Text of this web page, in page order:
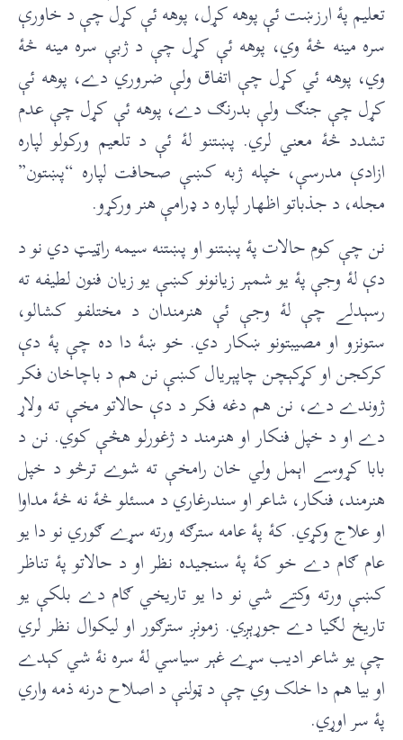
تعليم پۀ ارزښت ئې پوهه کړل، پوهه ئې کړل چې د خاورې
سره مينه څۀ وي، پوهه ئې کړل چې د ژبې سره مينه څۀ
وي، پوهه ئي کړل چې اتفاق ولې ضروري دے، پوهه ئې
کړل چې جنګ ولې بدرنګ دے، پوهه ئې کړل چې عدم
تشدد څۀ معني لري. پښتنو لۀ ئې د تلعيم ورکولو لپاره
ازادې مدرسې، خپله ژبه کښې صحافت لپاره “پښتون”
مجله، د جذباتو اظهار لپاره د ډرامې هنر ورکړو.
نن چې کوم حالات پۀ پښتنو او پښتنه سيمه راټيټ دي نو د
دې لۀ وجې پۀ يو شمېر زيانونو کښې يو زيان فنون لطيفه ته
رسېدلے چې لۀ وجې ئې هنرمندان د مختلفو کشالو،
ستونزو او مصيبتونو ښکار دي. خو ښۀ دا ده چې پۀ دې
کرکجن او کړکېچن چاپېريال کښې نن هم د باچاخان فکر
ژوندے دے، نن هم دغه فکر د دې حالاتو مخې ته ولاړ
دے او د خپل فنکار او هنرمند د ژغورلو هڅې کوي. نن د
بابا کړوسے اېمل ولي خان رامخې ته شوے ترڅو د خپل
هنرمند، فنکار، شاعر او سندرغاري د مسئلو څۀ نه څۀ مداوا
او علاج وکړي. کۀ پۀ عامه سترګه ورته سړے ګوري نو دا يو
عام ګام دے خو کۀ پۀ سنجيده نظر او د حالاتو پۀ تناظر
کښې ورته وکتے شي نو دا يو تاريخي ګام دے بلکې يو
تاريخ لګيا دے جوړېږي. زمونږ سترګور او ليکوال نظر لري
چې يو شاعر اديب سړے غېر سياسي لۀ سره نۀ شي کېدے
او بيا هم دا خلک وي چې د ټولنې د اصلاح درنه ذمه واري
پۀ سر اوړي.